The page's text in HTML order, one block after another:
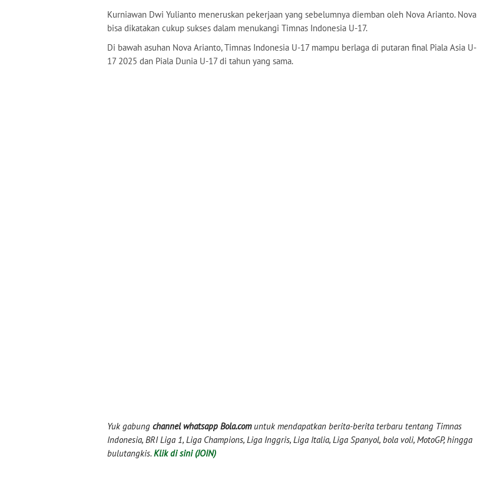
Kurniawan Dwi Yulianto meneruskan pekerjaan yang sebelumnya diemban oleh Nova Arianto. Nova
bisa dikatakan cukup sukses dalam menukangi Timnas Indonesia U-17.
Di bawah asuhan Nova Arianto, Timnas Indonesia U-17 mampu berlaga di putaran final Piala Asia U-
17 2025 dan Piala Dunia U-17 di tahun yang sama.
Yuk gabung channel whatsapp Bola.comuntuk mendapatkan berita-berita terbaru tentang Timnas
Indonesia, BRI Liga 1, Liga Champions, Liga Inggris, Liga Italia, Liga Spanyol, bola voli, MotoGP, hingga
bulutangkis. Klik di sini (JOIN)